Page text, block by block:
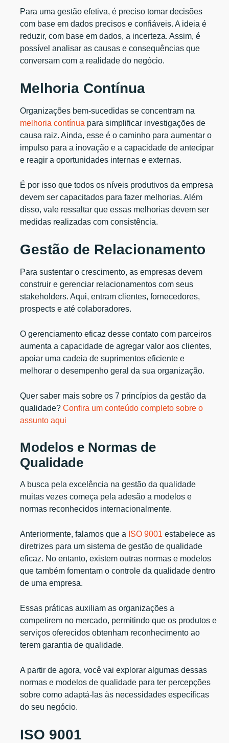
Para uma gestão efetiva, é preciso tomar decisões
com base em dados precisos e confiáveis. A ideia é
reduzir, com base em dados, a incerteza. Assim, é
possível analisar as causas e consequências que
conversam com a realidade do negócio.
Melhoria Contínua
Organizações bem-sucedidas se concentram na
melhoria contínua para simplificar investigações de
causa raiz. Ainda, esse é o caminho para aumentar o
impulso para a inovação e a capacidade de antecipar
e reagir a oportunidades internas e externas.
É por isso que todos os níveis produtivos da empresa
devem ser capacitados para fazer melhorias. Além
disso, vale ressaltar que essas melhorias devem ser
medidas realizadas com consistência.
Gestão de Relacionamento
Para sustentar o crescimento, as empresas devem
construir e gerenciar relacionamentos com seus
stakeholders. Aqui, entram clientes, fornecedores,
prospects e até colaboradores.
O gerenciamento eficaz desse contato com parceiros
aumenta a capacidade de agregar valor aos clientes,
apoiar uma cadeia de suprimentos eficiente e
melhorar o desempenho geral da sua organização.
Quer saber mais sobre os 7 princípios da gestão da
qualidade?Confira um conteúdo completo sobre o
assunto aqui
Modelos e Normas de
Qualidade
A busca pela excelência na gestão da qualidade
muitas vezes começa pela adesão a modelos e
normas reconhecidos internacionalmente.
Anteriormente, falamos que a ISO 9001 estabelece as
diretrizes para um sistema de gestão de qualidade
eficaz. No entanto, existem outras normas e modelos
que também fomentam o controle da qualidade dentro
de uma empresa.
Essas práticas auxiliam as organizações a
competirem no mercado, permitindo que os produtos e
serviços oferecidos obtenham reconhecimento ao
terem garantia de qualidade.
A partir de agora, você vai explorar algumas dessas
normas e modelos de qualidade para ter percepções
sobre como adaptá-las às necessidades específicas
do seu negócio.
ISO 9001